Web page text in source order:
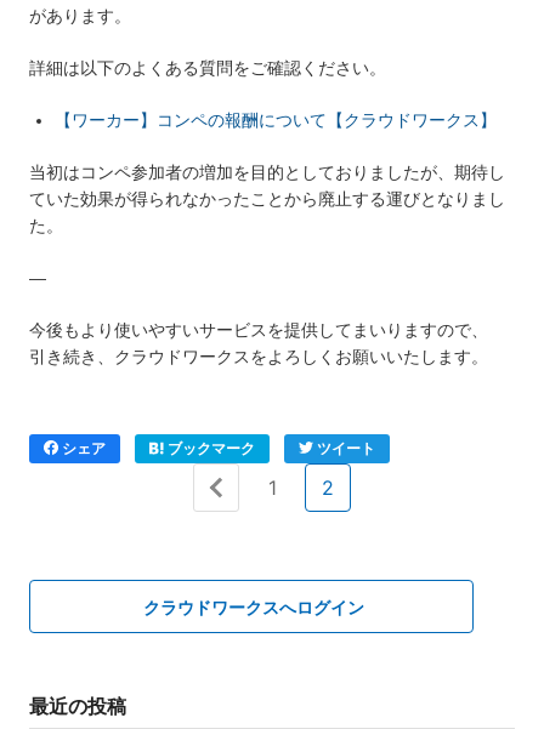
があります。
詳細は以下のよくある質問をご確認ください。
【ワーカー】コンペの報酬について【クラウドワークス】
当初はコンペ参加者の増加を目的としておりましたが、期待し
ていた効果が得られなかったことから廃止する運びとなりまし
た。
—
今後もより使いやすいサービスを提供してまいりますので、
引き続き、クラウドワークスをよろしくお願いいたします。
シェア ブックマーク ツイート
« 前へ
1 2
クラウドワークスへログイン
最近の投稿